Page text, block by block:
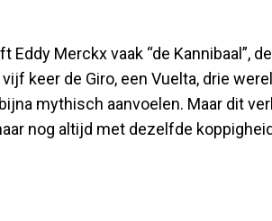
Eddy Merckx vaak “de Kannibaal”,
keer de Giro, een Vuelta, drie
mythisch aanvoelen. Maar dit
nog altijd met dezelfde